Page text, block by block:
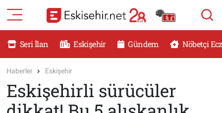
Seri İlan Eskişehir Gündem Nöbetçi
Haberler Eskişehir
Eskişehirli sürücüler
RESMİ İLANLAR
DÜNYA
Eskişehir Nöbetçi Eczaneler
Eskişehir Namaz Vakitleri